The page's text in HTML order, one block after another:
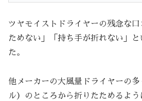
ツヤモイストドライヤーの残念な
ためない」「持ち手が折れない」
た。
他メーカーの大風量ドライヤーの
ル）のところから折りたためるよ